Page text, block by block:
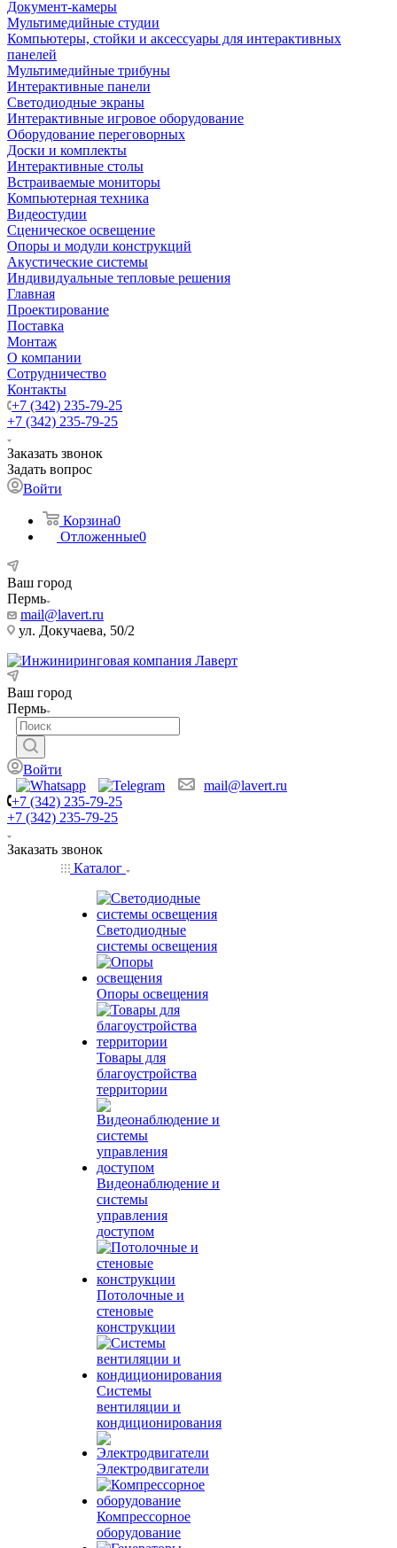
Документ-камеры
Мультимедийные студии
Компьютеры, стойки и аксессуары для интерактивных
панелей
Мультимедийные трибуны
Интерактивные панели
Светодиодные экраны
Интерактивные игровое оборудование
Оборудование переговорных
Доски и комплекты
Интерактивные столы
Встраиваемые мониторы
Компьютерная техника
Видеостудии
Cценическое освещение
Опоры и модули конструкций
Акустические системы
Индивидуальные тепловые решения
Главная
Проектирование
Поставка
Монтаж
О компании
Сотрудничество
Контакты
+7 (342) 235-79-25
+7 (342) 235-79-25
Заказать звонок
Задать вопрос
Войти
Корзина0
Отложенные0
Ваш город
Пермь
mail@lavert.ru
ул. Докучаева, 50/2
Ваш город
Пермь
Войти
mail@lavert.ru
+7 (342) 235-79-25
+7 (342) 235-79-25
Заказать звонок
Каталог
Светодиодные
системы освещения
Опоры освещения
Товары для
благоустройства
территории
Видеонаблюдение и
системы
управления
доступом
Потолочные и
стеновые
конструкции
Системы
вентиляции и
кондиционирования
Электродвигатели
Компрессорное
оборудование